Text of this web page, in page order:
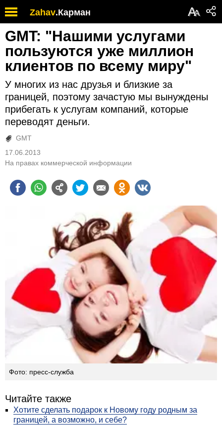
Zahav.Карман АА
GMT: "Нашими услугами
пользуются уже миллион
клиентов по всему миру"
У многих из нас друзья и близкие за
границей, поэтому зачастую мы вынуждены
прибегать к услугам компаний, которые
переводят деньги.
GMT
17.06.2013
На правах коммерческой информации
Фото: пресс-служба
Читайте также
Хотите сделать подарок к Новому году родным за
границей, а возможно, и себе?